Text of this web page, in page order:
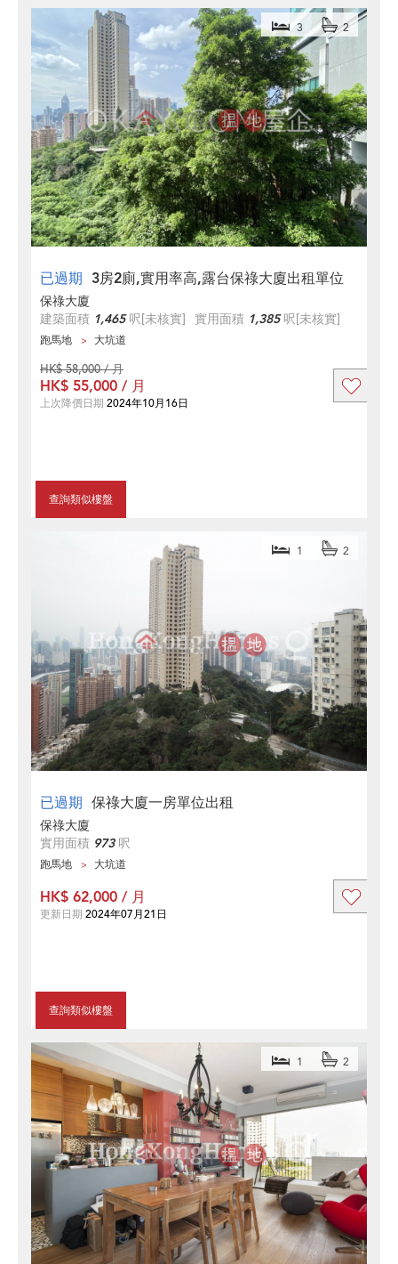
已過期 3房2廁,實用率高,露台保祿大廈出租單位
3 2
保祿大廈
建築面積 1,465呎[未核實] 實用面積 1,385呎[未核實]
跑馬地 大坑道
查詢類似樓盤
HK$ 58,000 / 月
HK$ 55,000 / 月
上次降價日期 2024年10月16日
已過期 保祿大廈一房單位出租
1 2
保祿大廈
實用面積 973呎
跑馬地 大坑道
查詢類似樓盤
HK$ 62,000 / 月
更新日期 2024年07月21日
1 2